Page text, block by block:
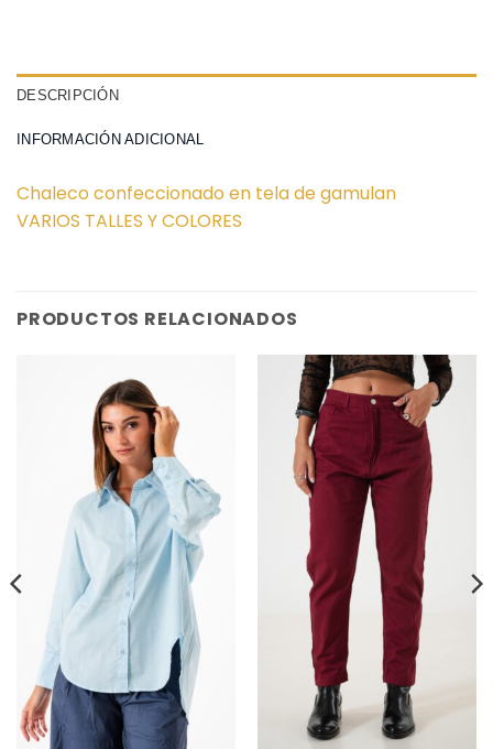
DESCRIPCIÓN
INFORMACIÓN ADICIONAL
Chaleco confeccionado en tela de gamulan
VARIOS TALLES Y COLORES
PRODUCTOS RELACIONADOS